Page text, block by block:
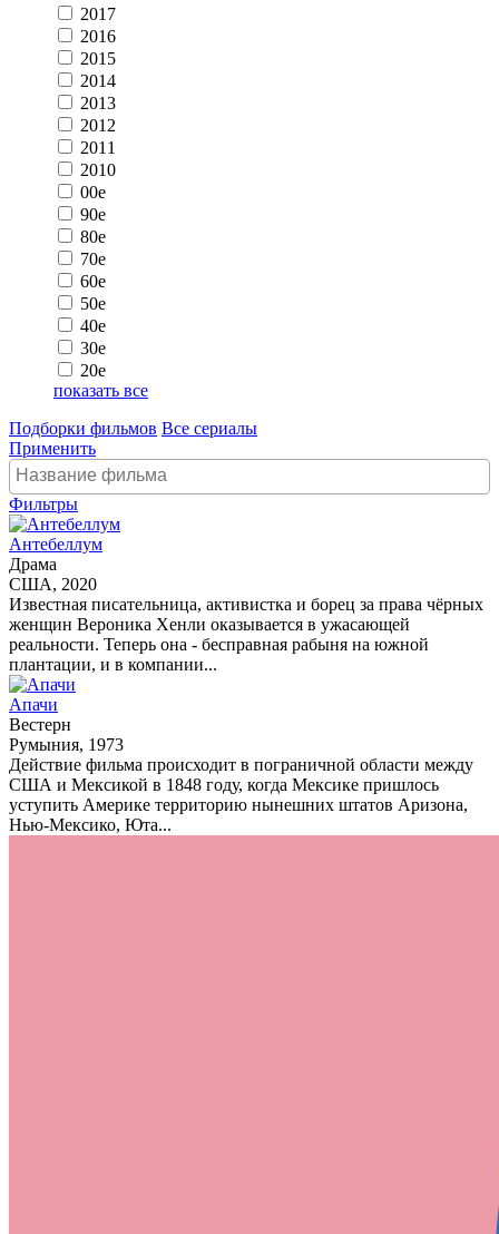
2017
2016
2015
2014
2013
2012
2011
2010
00e
90e
80e
70e
60e
50e
40e
30e
20e
показать все
Подборки фильмов Все сериалы
Применить
Фильтры
Антебеллум
Драма
США, 2020
Известная писательница, активистка и борец за права чёрных
женщин Вероника Хенли оказывается в ужасающей
реальности. Теперь она - бесправная рабыня на южной
плантации, и в компании...
Апачи
Вестерн
Румыния, 1973
Действие фильма происходит в пограничной области между
США и Мексикой в 1848 году, когда Мексике пришлось
уступить Америке территорию нынешних штатов Аризона,
Нью-Мексико, Юта...